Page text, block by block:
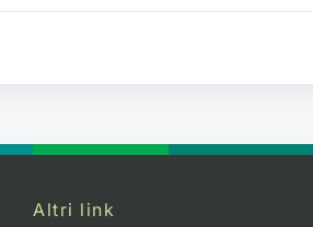
Altri link